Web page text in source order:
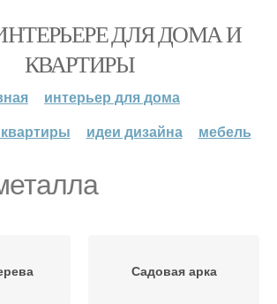
ДЛЯ ДОМА И
КВАРТИРЫ
интерьер для дома
идеи дизайна мебель
Садовая арка